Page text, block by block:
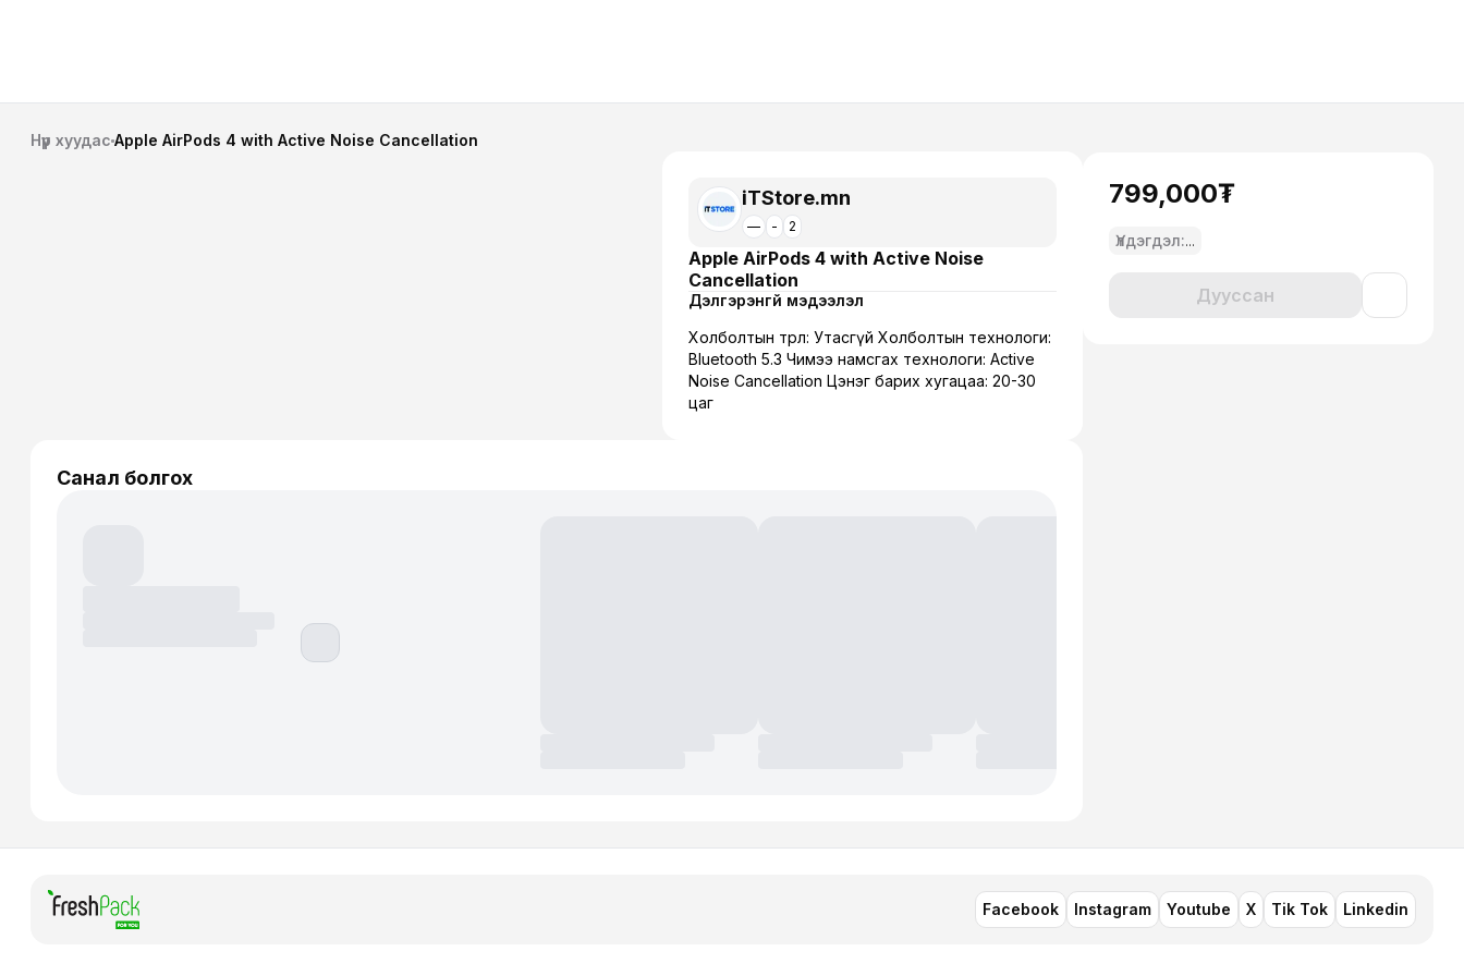
Нүүр хуудас Apple AirPods 4 with Active Noise Cancellation
iTStore.mn
— - 2
Apple AirPods 4 with Active Noise
Cancellation
Дэлгэрэнгүй мэдээлэл
Холболтын төрөл: Утасгүй Холболтын технологи:
Bluetooth 5.3 Чимээ намсгах технологи: Active
Noise Cancellation Цэнэг барих хугацаа: 20-30
цаг
Санал болгох
799,000₮
Үлдэгдэл:...
Дууссан
Facebook Instagram Youtube X Tik Tok Linkedin